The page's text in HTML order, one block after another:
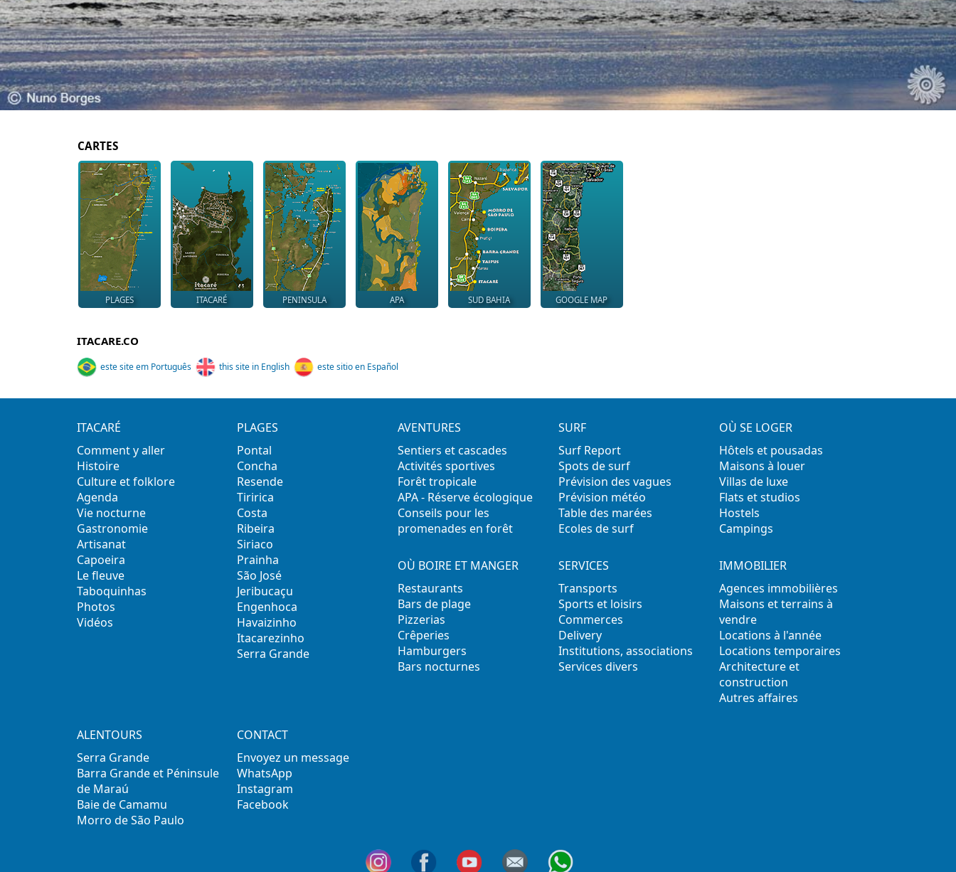
CARTES
PLAGES ITACARÉ PENINSULA APA SUD BAHIA GOOGLE MAP
ITACARE.CO
este site em Português this site in English este sitio en Español
ITACARÉ
Comment y aller
Histoire
Culture et folklore
Agenda
Vie nocturne
Gastronomie
Artisanat
Capoeira
Le fleuve
Taboquinhas
Photos
Vidéos
PLAGES
Pontal
Concha
Resende
Tiririca
Costa
Ribeira
Siriaco
Prainha
São José
Jeribucaçu
Engenhoca
Havaizinho
Itacarezinho
Serra Grande
AVENTURES
Sentiers et cascades
Activités sportives
Forêt tropicale
APA - Réserve écologique
Conseils pour les
promenades en forêt
SURF
Surf Report
Spots de surf
Prévision des vagues
Prévision météo
Table des marées
Ecoles de surf
OÙ SE LOGER
Hôtels et pousadas
Maisons à louer
Villas de luxe
Flats et studios
Hostels
Campings
OÙ BOIRE ET MANGER
Restaurants
Bars de plage
Pizzerias
Crêperies
Hamburgers
Bars nocturnes
SERVICES
Transports
Sports et loisirs
Commerces
Delivery
Institutions, associations
Services divers
IMMOBILIER
Agences immobilières
Maisons et terrains à
vendre
Locations à l'année
Locations temporaires
Architecture et
construction
Autres affaires
ALENTOURS
Serra Grande
Barra Grande et Péninsule
de Maraú
Baie de Camamu
Morro de São Paulo
CONTACT
Envoyez un message
WhatsApp
Instagram
Facebook